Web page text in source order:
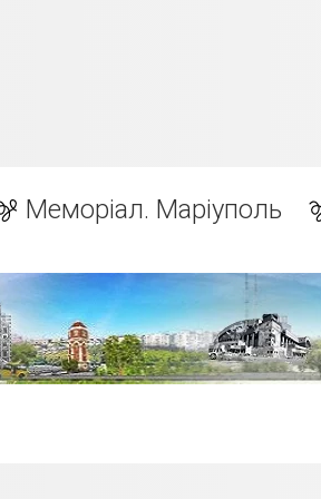
Меморіал. Маріуполь